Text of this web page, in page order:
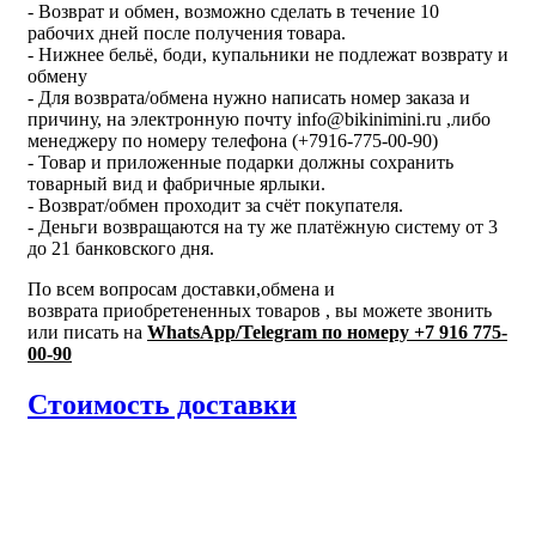
- Возврат и обмен, возможно сделать в течение 10
рабочих дней после получения товара.
- Нижнее бельё, боди, купальники не подлежат возврату и
обмену
- Для возврата/обмена нужно написать номер заказа и
причину, на электронную почту info@bikinimini.ru ,либо
менеджеру по номеру телефона (+7916-775-00-90)
- Товар и приложенные подарки должны сохранить
товарный вид и фабричные ярлыки.
- Возврат/обмен проходит за счёт покупателя.
- Деньги возвращаются на ту же платёжную систему от 3
до 21 банковского дня.
По всем вопросам доставки,обмена и
возврата приобретененных товаров , вы можете звонить
или писать на WhatsApp/Telegram по номеру +7 916 775-
00-90
Стоимость доставки